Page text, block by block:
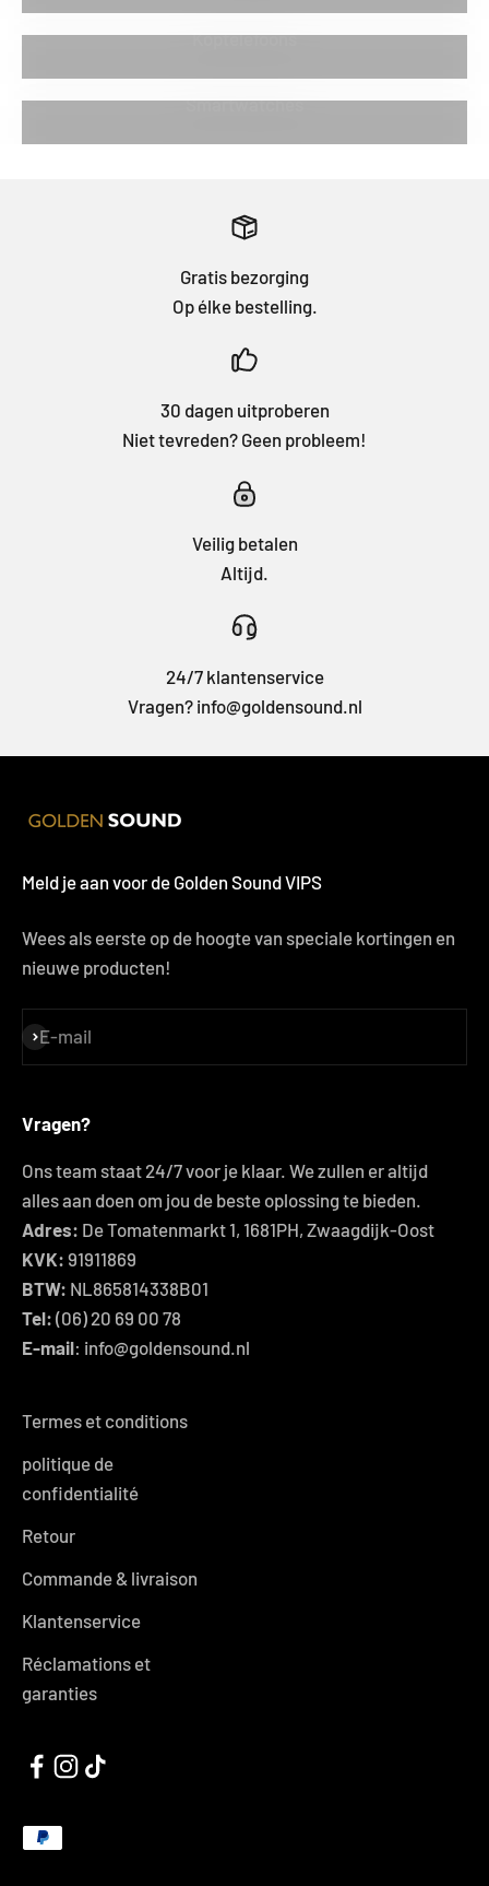
Koptelefoons
Smartwatches
Gratis bezorging
Op élke bestelling.
30 dagen uitproberen
Niet tevreden? Geen probleem!
Veilig betalen
Altijd.
24/7 klantenservice
Vragen? info@goldensound.nl
Meld je aan voor de Golden Sound VIPS
Wees als eerste op de hoogte van speciale kortingen en
nieuwe producten!
E-mail
S'inscrire
Vragen?
Ons team staat 24/7 voor je klaar. We zullen er altijd
alles aan doen om jou de beste oplossing te bieden.
Adres: De Tomatenmarkt 1, 1681PH, Zwaagdijk-Oost
KVK: 91911869
BTW: NL865814338B01
Tel: (06) 20 69 00 78
E-mail: info@goldensound.nl
Termes et conditions
politique de
confidentialité
Retour
Commande & livraison
Klantenservice
Réclamations et
garanties